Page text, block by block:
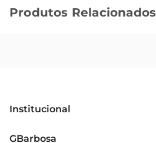
Peso: Leve, com apenas 4,6 kg sem caixa,
SKU: DPS161PT para a versão 127V.
Produtos Relacionados
Institucional
GBarbosa